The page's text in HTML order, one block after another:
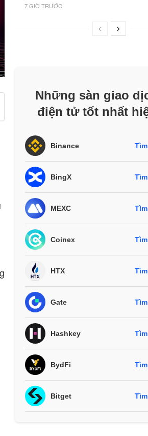
7 GIỜ TRƯỚC
Những sàn giao
điện tử tốt nhất
Binance
BingX
MEXC
Coinex
HTX
Gate
Hashkey
BydFi
Bitget